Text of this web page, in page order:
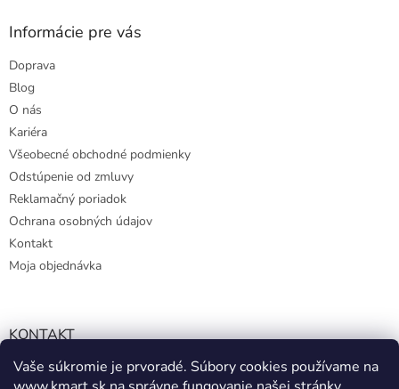
Vaše súkromie je prvoradé. Súbory cookies používame na
Informácie pre vás
Doprava
Blog
O nás
Kariéra
Všeobecné obchodné podmienky
Odstúpenie od zmluvy
Reklamačný poriadok
Ochrana osobných údajov
Kontakt
Moja objednávka
KONTAKT
info@kmart.sk